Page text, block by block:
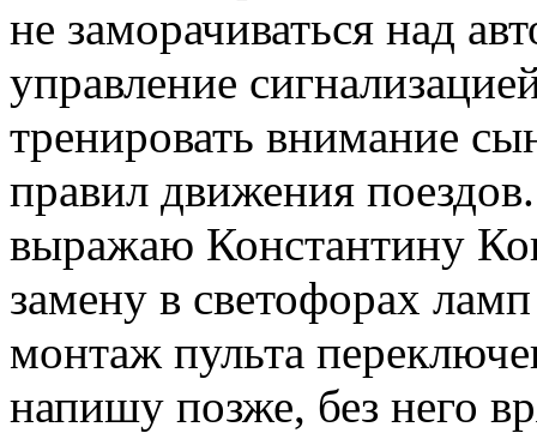
не заморачиваться над
управление
тренировать внимание
правил движения
выражаю Константину
замену в светофорах
монтаж пульта
напишу позже, без него